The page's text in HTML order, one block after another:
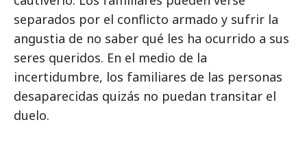
separados por el conflicto armado y sufrir la
angustia de no saber qué les ha ocurrido a sus
seres queridos. En el medio de la
incertidumbre, los familiares de las personas
desaparecidas quizás no puedan transitar el
duelo.